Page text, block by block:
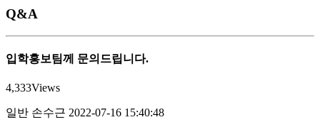
Q&A
입학홍보팀께 문의드립니다.
4,333Views
일반 손수근 2022-07-16 15:40:48